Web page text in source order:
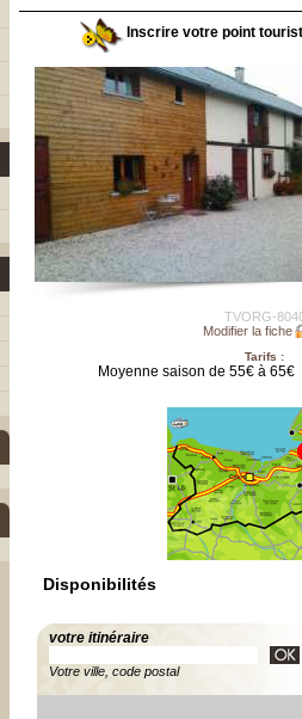
Inscrire votre point
TVORG-
Modifier la fiche
Tarifs :
Moyenne saison de 55€ à 65€
Disponibilités
votre itinéraire
Votre ville, code postal